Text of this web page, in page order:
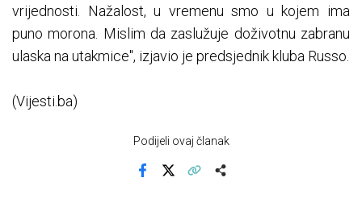
vrijednosti. Nažalost, u vremenu smo u kojem ima
puno morona. Mislim da zaslužuje doživotnu zabranu
ulaska na utakmice", izjavio je predsjednik kluba Russo.
(Vijesti.ba)
Podijeli ovaj članak